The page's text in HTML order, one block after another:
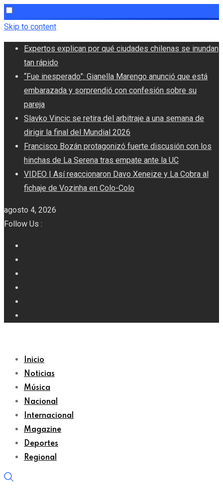
Skip to content
Expertos explican por qué ciudades chilenas se inundan
tan rápido
“Fue inesperado”: Gianella Marengo anunció que está
embarazada y sorprendió con confesión sobre su
pareja
Slavko Vincic se retira del arbitraje a una semana de
dirigir la final del Mundial 2026
Francisco Bozán protagonizó fuerte discusión con los
hinchas de La Serena tras empate ante la UC
VIDEO | Así reaccionaron Davo Xeneize y La Cobra al
fichaje de Vozinha en Colo-Colo
agosto 4, 2026
Follow Us :
Inicio
Noticias
Música
Nacional
Internacional
Magazine
Deportes
Regional